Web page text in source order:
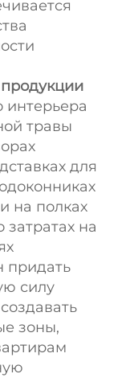
травы
для
на полках
затратах на
придать
силу
зоны,